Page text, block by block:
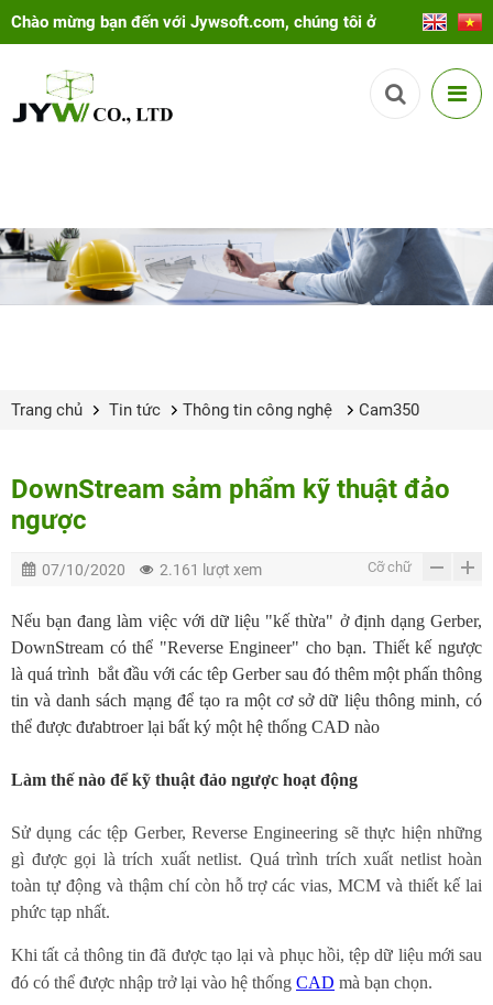
Chào mừng bạn đến với Jywsoft.com, chúng tôi ở
đây để giúp bạn!
Trang chủ Tin tức Thông tin công nghệ Cam350
DownStream sảm phẩm kỹ thuật đảo
ngược
07/10/2020 2.161 lượt xem Cỡ chữ
Nếu bạn đang làm việc với dữ liệu "kế thừa" ở định dạng Gerber,
DownStream có thể "Reverse Engineer" cho bạn. Thiết kế ngược
là quá trình bắt đầu với các têp Gerber sau đó thêm một phấn thông
tin và danh sách mạng để tạo ra một cơ sở dữ liệu thông minh, có
thể được đưabtroer lại bất ký một hệ thống CAD nào
Làm thế nào để kỹ thuật đảo ngược hoạt động
Sử dụng các tệp Gerber, Reverse Engineering sẽ thực hiện những
gì được gọi là trích xuất netlist. Quá trình trích xuất netlist hoàn
toàn tự động và thậm chí còn hỗ trợ các vias, MCM và thiết kế lai
phức tạp nhất.
Khi tất cả thông tin đã được tạo lại và phục hồi, tệp dữ liệu mới sau
đó có thể được nhập trở lại vào hệ thống CAD mà bạn chọn.